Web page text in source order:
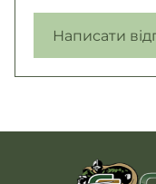
Написати